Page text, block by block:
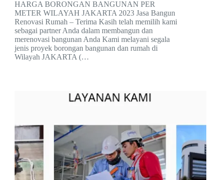
HARGA BORONGAN BANGUNAN PER
METER WILAYAH JAKARTA 2023 Jasa Bangun
Renovasi Rumah – Terima Kasih telah memilih kami
sebagai partner Anda dalam membangun dan
merenovasi bangunan Anda Kami melayani segala
jenis proyek borongan bangunan dan rumah di
Wilayah JAKARTA (…